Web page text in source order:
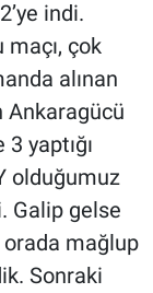
indi.
çok
alınan
Ankaragücü
yaptığı
olduğumuz
Galip gelse
orada mağlup
Sonraki